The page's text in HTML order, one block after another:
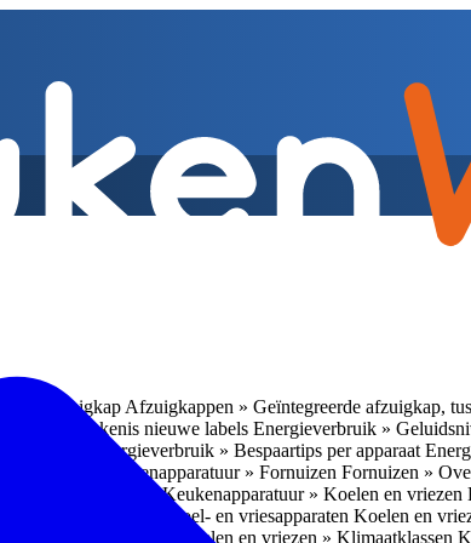
afzuigkap Afzuigkappen » Geïntegreerde afzuigkap,
» Betekenis nieuwe labels Energieverbruik »
praktijk Energieverbruik » Bespaartips per apparaat
Keukenapparatuur » Fornuizen Fornuizen »
» InbouwladesKeukenapparatuur » Koelen en vriezen
vriezen » Vrijstaande koel- en vriesapparaten Koelen en
Koelen en vriezen » Klimaatklassen